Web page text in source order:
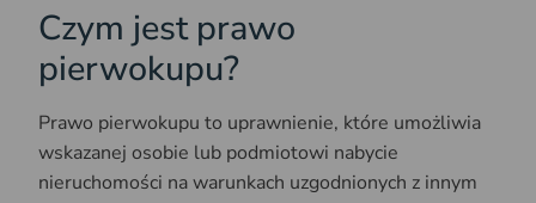
Czym jest prawo
pierwokupu?
Prawo pierwokupu to uprawnienie, które umożliwia
wskazanej osobie lub podmiotowi nabycie
nieruchomości na warunkach uzgodnionych z innym